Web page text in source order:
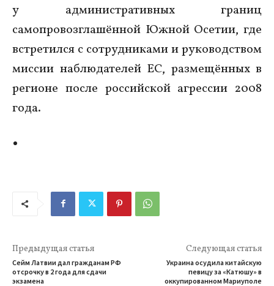
у административных границ
самопровозглашённой Южной Осетии, где
встретился с сотрудниками и руководством
миссии наблюдателей ЕС, размещённых в
регионе после российской агрессии 2008
года.
Предыдущая статья
Сейм Латвии дал гражданам РФ
отсрочку в 2 года для сдачи
экзамена
Следующая статья
Украина осудила китайскую
певицу за «Катюшу» в
оккупированном Мариуполе